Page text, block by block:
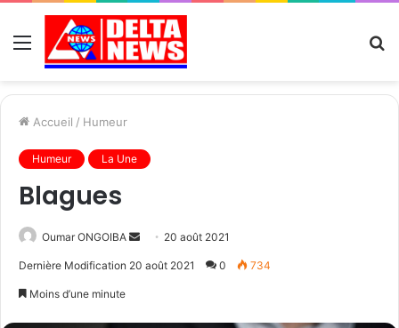
Menu
Accueil / Humeur
Humeur La Une
Blagues
Oumar ONGOIBA
Send 20 août 2021
Dernière Modification 20 août 2021 0 734
Moins d’une minute